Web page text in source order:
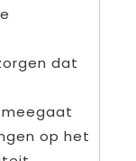
dat
op het